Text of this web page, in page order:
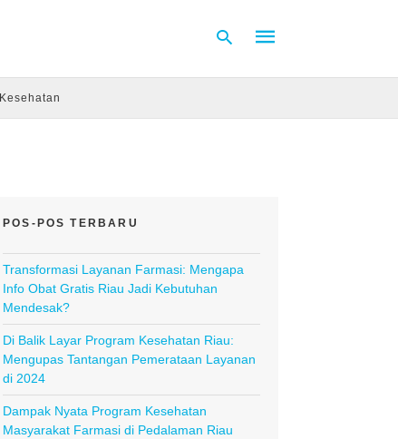
Kesehatan
POS-POS TERBARU
Transformasi Layanan Farmasi: Mengapa
Info Obat Gratis Riau Jadi Kebutuhan
Mendesak?
Di Balik Layar Program Kesehatan Riau:
Mengupas Tantangan Pemerataan Layanan
di 2024
Dampak Nyata Program Kesehatan
Masyarakat Farmasi di Pedalaman Riau